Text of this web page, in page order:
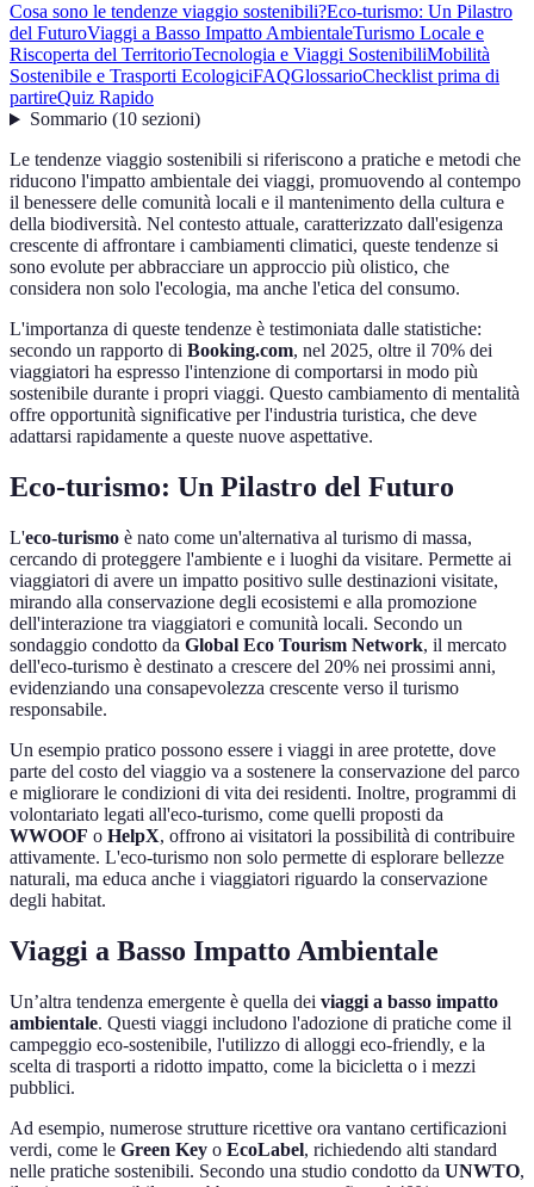
Cosa sono le tendenze viaggio sostenibili?Eco-turismo: Un Pilastro
del FuturoViaggi a Basso Impatto AmbientaleTurismo Locale e
Riscoperta del TerritorioTecnologia e Viaggi SostenibiliMobilità
Sostenibile e Trasporti EcologiciFAQGlossarioChecklist prima di
partireQuiz Rapido
Sommario(10 sezioni)
Le tendenze viaggio sostenibili si riferiscono a pratiche e metodi che
riducono l'impatto ambientale dei viaggi, promuovendo al contempo
il benessere delle comunità locali e il mantenimento della cultura e
della biodiversità. Nel contesto attuale, caratterizzato dall'esigenza
crescente di affrontare i cambiamenti climatici, queste tendenze si
sono evolute per abbracciare un approccio più olistico, che
considera non solo l'ecologia, ma anche l'etica del consumo.
L'importanza di queste tendenze è testimoniata dalle statistiche:
secondo un rapporto di Booking.com, nel 2025, oltre il 70% dei
viaggiatori ha espresso l'intenzione di comportarsi in modo più
sostenibile durante i propri viaggi. Questo cambiamento di mentalità
offre opportunità significative per l'industria turistica, che deve
adattarsi rapidamente a queste nuove aspettative.
Eco-turismo: Un Pilastro del Futuro
L'eco-turismo è nato come un'alternativa al turismo di massa,
cercando di proteggere l'ambiente e i luoghi da visitare. Permette ai
viaggiatori di avere un impatto positivo sulle destinazioni visitate,
mirando alla conservazione degli ecosistemi e alla promozione
dell'interazione tra viaggiatori e comunità locali. Secondo un
sondaggio condotto da Global Eco Tourism Network, il mercato
dell'eco-turismo è destinato a crescere del 20% nei prossimi anni,
evidenziando una consapevolezza crescente verso il turismo
responsabile.
Un esempio pratico possono essere i viaggi in aree protette, dove
parte del costo del viaggio va a sostenere la conservazione del parco
e migliorare le condizioni di vita dei residenti. Inoltre, programmi di
volontariato legati all'eco-turismo, come quelli proposti da
WWOOF o HelpX, offrono ai visitatori la possibilità di contribuire
attivamente. L'eco-turismo non solo permette di esplorare bellezze
naturali, ma educa anche i viaggiatori riguardo la conservazione
degli habitat.
Viaggi a Basso Impatto Ambientale
Un’altra tendenza emergente è quella dei viaggi a basso impatto
ambientale. Questi viaggi includono l'adozione di pratiche come il
campeggio eco-sostenibile, l'utilizzo di alloggi eco-friendly, e la
scelta di trasporti a ridotto impatto, come la bicicletta o i mezzi
pubblici.
Ad esempio, numerose strutture ricettive ora vantano certificazioni
verdi, come le Green Key o EcoLabel, richiedendo alti standard
nelle pratiche sostenibili. Secondo una studio condotto da UNWTO,